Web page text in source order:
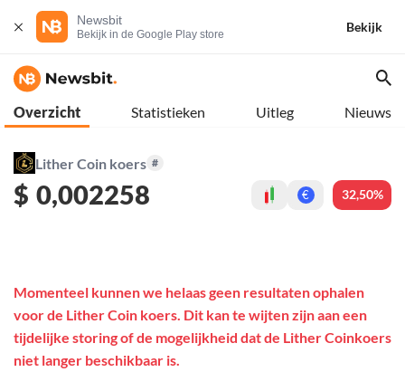
Newsbit
Bekijk in de Google Play store
Bekijk
Overzicht Statistieken Uitleg Nieuws
Lither Coin koers #
$ 0,002258 € 32,50%
Momenteel kunnen we helaas geen resultaten ophalen
voor de Lither Coin koers. Dit kan te wijten zijn aan een
tijdelijke storing of de mogelijkheid dat de Lither Coinkoers
niet langer beschikbaar is.